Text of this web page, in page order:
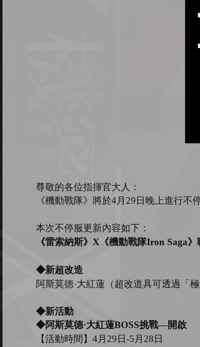
尊敬的各位指揮官大人：
《機動戰隊》將於4月 29 日晚上進行不
本次不停服更新內容如下：
《雷索納斯》 X《機動戰隊Iron Saga》
◆新超改造
阿斯莫德·大紅蓮（超改道具可透過「
◆新活動
◆阿斯莫德·大紅蓮BOSS挑戰—開啟
【活動時間】 4月 29 日-5月 28 日